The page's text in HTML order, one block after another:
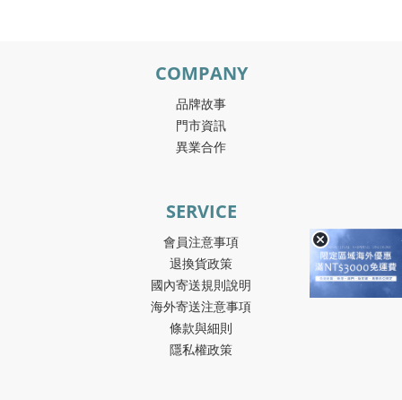
COMPANY
品牌故事
門市資訊
異業合作
SERVICE
會員注意事項
退換貨政策
國內寄送規則說明
海外寄送注意事項
條款與細則
隱私權政策